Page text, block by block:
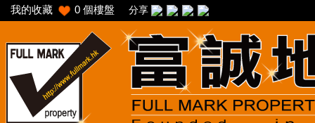
我的收藏 0 個樓盤 分享